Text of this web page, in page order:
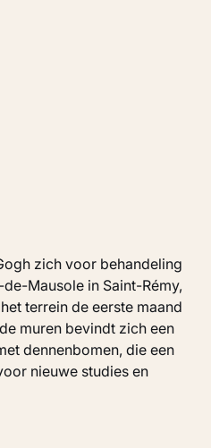
zich voor behandeling
Mausole in Saint-Rémy,
terrein de eerste maand
muren bevindt zich een
dennenbomen, die een
nieuwe studies en